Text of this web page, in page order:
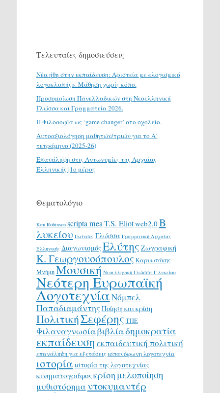
Τελευταίες δημοσιεύσεις
Νέα ήθη στην εκπαίδευση: Αριστεία με «λογισμικό
λογοκλοπής». Μάθηση χωρίς κόπο.
Προσομοίωση Πανελλαδικών στη Νεοελληνική
Γλώσσα και Γραμματεία 2026.
H Φιλοσοφία ως ‘game changer’ στο σχολείο.
Αυτοαξιολόγηση μαθητών/τριών για το Α΄
τετράμηνο (2025-26)
Επανάληψη στις Αντωνυμίες της Αρχαίας
Ελληνικής |1ο μέρος
Θεματολόγιο
Ken Robinson scripta meaT.S. Eliotweb2.0 Β
λυκείου Γκάτσος Γλώσσα Γραμματική Αρχαίας
Ελληνικής ΔιαγωνισμόςΕλύτης Ζωγραφική
Κ. Γεωργουσόπουλος Καρυωτάκης
ΜνήμηΜουσική Νεοελληνική Γλώσσα Γ λυκείου
Νεότερη Ευρωπαϊκή
ΛογοτεχνίαΝόμπελ
Παπαδιαμάντης Ποίηση και κρίση
ΠολιτικήΣεφέρης ΤΠΕ
Φιλαναγνωσίαβιβλίαδημοκρατία
εκπαίδευση εκπαιδευτική πολιτική
επανάληψη για εξετάσεις ισπανόφωνη λογοτεχνία
ιστορία ιστορία της λογοτεχνίας
κινηματογράφοςκρίση μελοποίηση
μυθιστόρημα ντοκυμαντέρ